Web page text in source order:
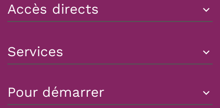
Accès directs
Services
Pour démarrer